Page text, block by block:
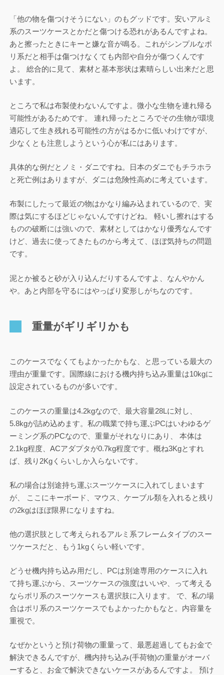
「他の物を傷つけそうにない」のもグッドです。安いアルミ
系のスーツケースとかだと傷つける恐れがあるんですよね。
あと擦ったときにキーと嫌な音が鳴る。これがシンプルなポ
リ系だと相手は傷つけなくても内部や自分が傷つくんです
よ。 総合的に見て、素材と基本形状は素晴らしい出来だと思
います。
ところで私は布製使わないんですよ。微小な生物を連れ帰る
可能性があるためです。 連れ帰ったところでその生物が環境
適応して生き残れる可能性の方がはるかに低いわけですが、
少なくとも注意しようという心が私にはあります。
具体的な例だとノミ・ダニですね。日本のダニでもチラホラ
と死亡例はありますが、ダニは危険性高めに考えています。
布製にしたって最近の物はかなり編み込まれているので、実
際は気にするほどじゃないんですけどね。 軽いし擦れはする
ものの破断には強いので、素材としてはかなり優秀なんです
けど、過去に使ってきたものから考えて、ほぼ気持ちの問題
です。
泥とか被ると砂が入り込んだりするんですよ、なんやかん
や。あと内部を守るにはやっぱり変形しがちなのです。
重量がギリギリかも
このケースでなくてもよかったかもな、と思っている最大の
理由が重量です。国際線における機内持ち込み重量は10kgに
設定されているものが多いです。
このケースの重量は4.2kgなので、最大容量28Lに対し、
5.8kgが詰め込めます。私の職業で持ち運ぶPCはいわゆるゲ
ーミング系のPCなので、重量がそれなりにあり、 本体は
2.1kg程度、ACアダプタが0.7kg程度です。概ね3Kgとすれ
ば、残り2Kgくらいしか入らないです。
私の場合は別途持ち運ぶスーツケースに入れてしまいます
が、 ここにキーボード、マウス、ケーブル類を入れると残り
の2kgはほぼ限界になりますね。
他の選択肢として考えられるアルミ系フレームタイプのスー
ツケースだと、もう1kgくらい軽いです。
どうせ機内持ち込み用だし、PCは別途専用のケースに入れ
て持ち運ぶから、スーツケースの強度はいいや、って考える
ならポリ系のスーツケースも選択肢に入ります。 で、私の場
合はポリ系のスーツケースでもよかったかもなと。内容量を
重視で。
なぜかというと預け荷物の重量って、最悪超過してもお金で
解決できるんですが、機内持ち込み(手荷物)の重量がオーバ
ーすると、お金で解決できないケースがあるんですよ。 預け